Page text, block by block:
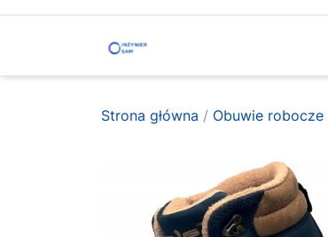
Strona główna / Obuwie robocze